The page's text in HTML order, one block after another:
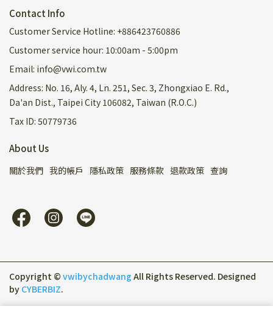
Contact Info
Customer Service Hotline: +886423760886
Customer service hour: 10:00am - 5:00pm
Email: info@vwi.com.tw
Address: No. 16, Aly. 4, Ln. 251, Sec. 3, Zhongxiao E. Rd.,
Da'an Dist., Taipei City 106082, Taiwan (R.O.C.)
Tax ID: 50779736
About Us
關於我們 我的帳戶 隱私政策 服務條款 退款政策 查詢
Copyright © vwibychadwang All Rights Reserved. Designed
by CYBERBIZ.